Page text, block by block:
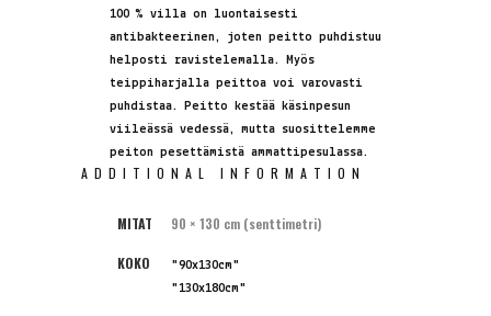
100 % villa on luontaisesti
antibakteerinen, joten peitto puhdistuu
helposti ravistelemalla. Myös
teippiharjalla peittoa voi varovasti
puhdistaa. Peitto kestää käsinpesun
viileässä vedessä, mutta suosittelemme
peiton pesettämistä ammattipesulassa.
ADDITIONAL INFORMATION
MITAT 90 × 130 cm (senttimetri)
KOKO
"90x130cm"
"130x180cm"